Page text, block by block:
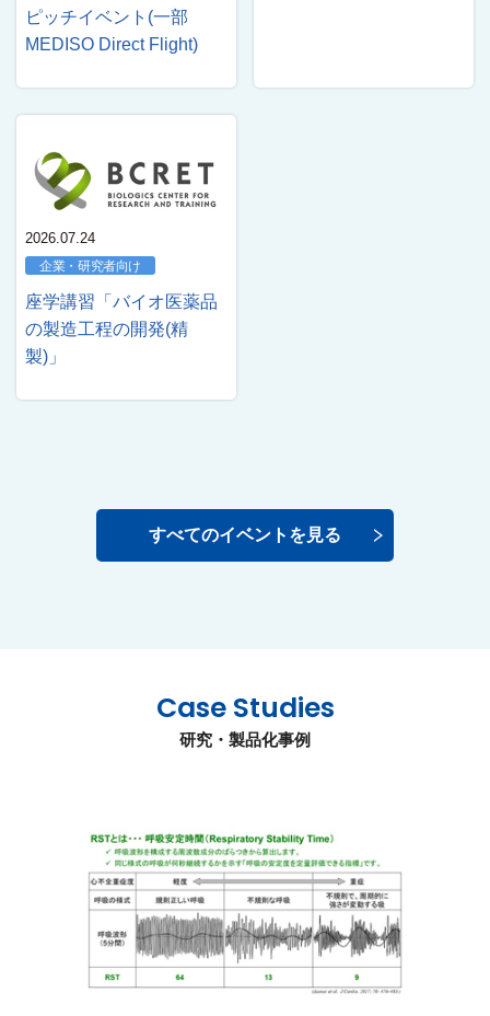
ピッチイベント(一部
MEDISO Direct Flight)
2026.07.24
企業・研究者向け
座学講習「バイオ医薬品
の製造工程の開発(精
製)」
すべてのイベントを見る
Case Studies
研究・製品化事例